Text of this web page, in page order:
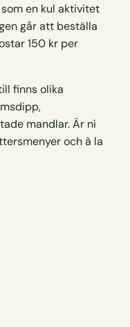
en kul aktivitet
går att beställa
150 kr per
finns olika
mandlar. Är ni
och à la